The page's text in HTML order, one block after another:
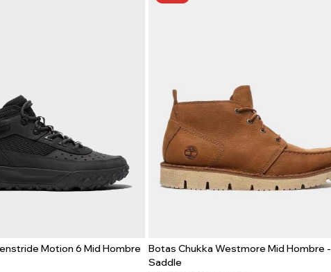
Motion 6 Mid Hombre
Botas Chukka Westmore Mid Hombre -
Saddle